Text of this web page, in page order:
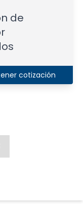
de
cotización